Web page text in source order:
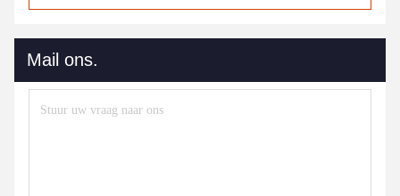
Mail ons.